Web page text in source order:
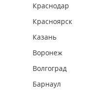
Краснодар
Красноярск
Казань
Воронеж
Волгоград
Барнаул